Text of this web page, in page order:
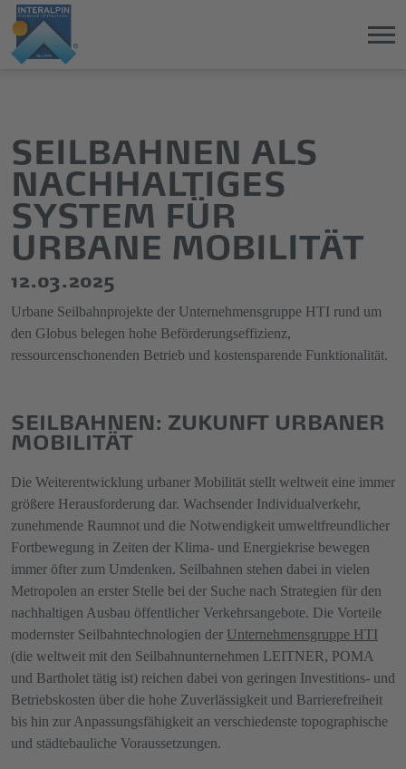
springen
springen
SEILBAHNEN ALS
NACHHALTIGES
SYSTEM FÜR
URBANE MOBILITÄT
12.03.2025
Urbane Seilbahnprojekte der Unternehmensgruppe HTI rund um
den Globus belegen hohe Beförderungseffizienz,
ressourcenschonenden Betrieb und kostensparende Funktionalität.
SEILBAHNEN: ZUKUNFT URBANER
MOBILITÄT
Die Weiterentwicklung urbaner Mobilität stellt weltweit eine immer
größere Herausforderung dar. Wachsender Individualverkehr,
zunehmende Raumnot und die Notwendigkeit umweltfreundlicher
Fortbewegung in Zeiten der Klima- und Energiekrise bewegen
immer öfter zum Umdenken. Seilbahnen stehen dabei in vielen
Metropolen an erster Stelle bei der Suche nach Strategien für den
nachhaltigen Ausbau öffentlicher Verkehrsangebote. Die Vorteile
modernster Seilbahntechnologien der Unternehmensgruppe HTI
(die weltweit mit den Seilbahnunternehmen LEITNER, POMA
und Bartholet tätig ist) reichen dabei von geringen Investitions- und
Betriebskosten über die hohe Zuverlässigkeit und Barrierefreiheit
bis hin zur Anpassungsfähigkeit an verschiedenste topographische
und städtebauliche Voraussetzungen.